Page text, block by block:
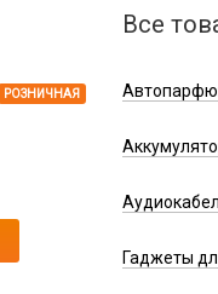
РОЗНИЧНАЯ
Все
Гаджеты